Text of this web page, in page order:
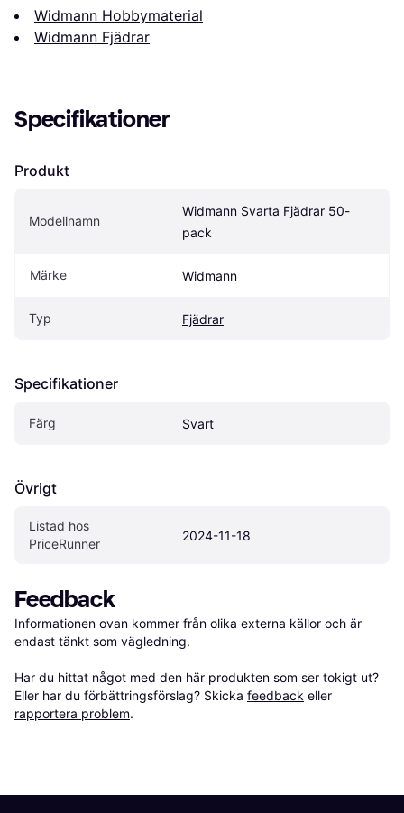
Widmann Hobbymaterial
Widmann Fjädrar
Specifikationer
Produkt
Modellnamn
Widmann Svarta Fjädrar 50-
pack
Märke Widmann
Typ Fjädrar
Specifikationer
Färg Svart
Övrigt
Listad hos
PriceRunner
2024-11-18
Feedback
Informationen ovan kommer från olika externa källor och är
endast tänkt som vägledning.
Har du hittat något med den här produkten som ser tokigt ut?
Eller har du förbättringsförslag? Skicka feedback eller
rapportera problem.